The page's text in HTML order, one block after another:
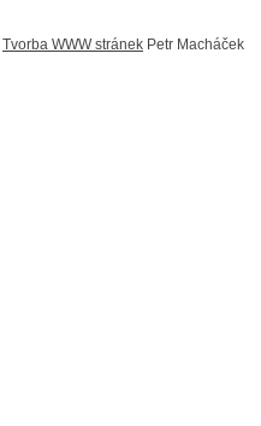
Tvorba WWW stránek Petr Macháček